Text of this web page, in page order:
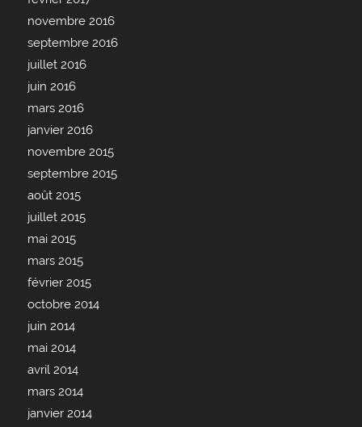
novembre 2016
septembre 2016
juillet 2016
juin 2016
mars 2016
janvier 2016
novembre 2015
septembre 2015
août 2015
juillet 2015
mai 2015
mars 2015
février 2015
octobre 2014
juin 2014
mai 2014
avril 2014
mars 2014
janvier 2014